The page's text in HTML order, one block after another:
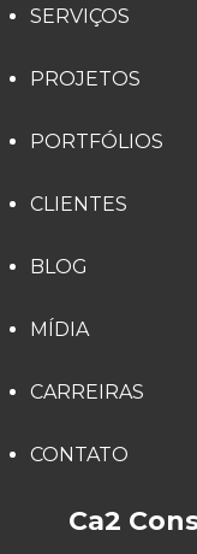
SERVIÇOS
PROJETOS
PORTFÓLIOS
CLIENTES
BLOG
MÍDIA
CARREIRAS
CONTATO
Ca2